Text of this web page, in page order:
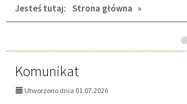
Jesteś tutaj: Strona główna »
AKTUALNOŚCI,
strona
Komunikat
Utworzono dnia 01.07.2026